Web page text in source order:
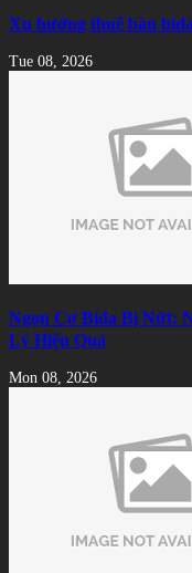
Xu hướng thuê bàn
Tue 08, 2026
Ngọn Cơ Bida Bị Nứt:
Lý Hiệu Quả
Mon 08, 2026